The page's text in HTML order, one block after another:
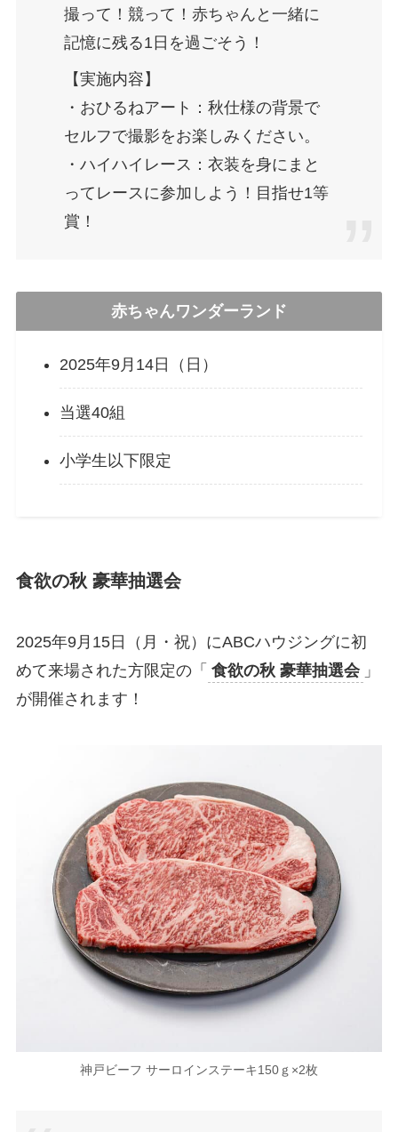
撮って！競って！赤ちゃんと一緒に
記憶に残る1日を過ごそう！
【実施内容】
・おひるねアート：秋仕様の背景で
セルフで撮影をお楽しみください。
・ハイハイレース：衣装を身にまと
ってレースに参加しよう！目指せ1等
賞！
赤ちゃんワンダーランド
2025年9月14日（日）
当選40組
小学生以下限定
食欲の秋 豪華抽選会
2025年9月15日（月・祝）にABCハウジングに初
めて来場された方限定の「 食欲の秋 豪華抽選会 」
が開催されます！
神戸ビーフ サーロインステーキ150ｇ×2枚